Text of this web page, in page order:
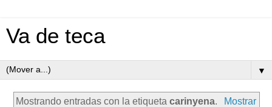
Va de teca
▼
Mostrando entradas con la etiquetacarinyena.
Mostrar